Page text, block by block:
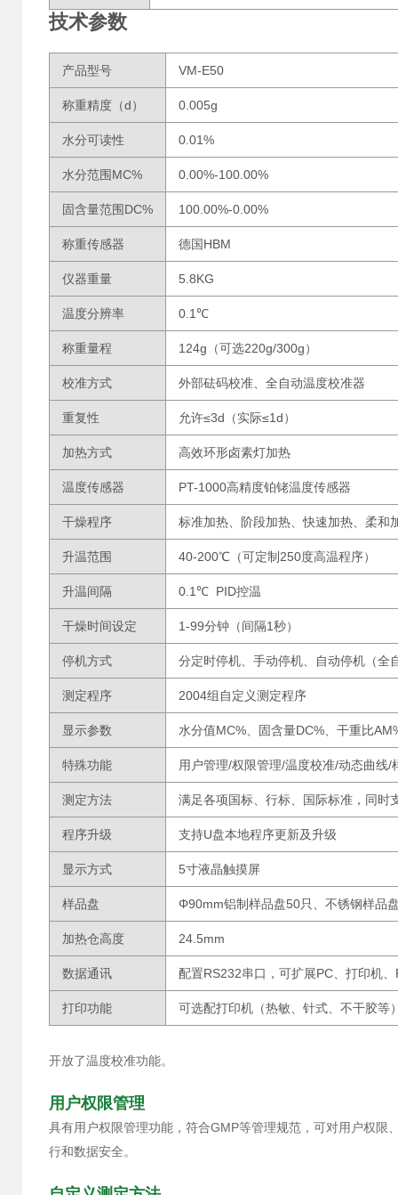
技术参数
产品型号 VM-E50
称重精度（d） 0.005g
水分可读性 0.01%
水分范围MC% 0.00%-100.00%
固含量范围DC% 100.00%-0.00%
称重传感器 德国HBM
仪器重量 5.8KG
温度分辨率 0.1℃
称重量程 124g（可选220g/300g）
校准方式 外部砝码校准、全自动温度校准器
重复性 允许≤3d（实际≤1d）
加热方式 高效环形卤素灯加热
温度传感器 PT-1000高精度铂铑温度传感器
干燥程序 标准加热、阶段加热、快速加热、柔和
升温范围 40-200℃（可定制250度高温程序）
升温间隔 0.1℃ PID控温
干燥时间设定 1-99分钟（间隔1秒）
停机方式 分定时停机、手动停机、自动停机（全
测定程序 2004组自定义测定程序
显示参数 水分值MC%、固含量DC%、干重比
特殊功能 用户管理/权限管理/温度校准/动态曲线/
测定方法 满足各项国标、行标、国际标准，同时
程序升级 支持U盘本地程序更新及升级
显示方式 5寸液晶触摸屏
样品盘 Φ90mm铝制样品盘50只、不锈钢样品
加热仓高度 24.5mm
数据通讯 配置RS232串口，可扩展PC、打印机
打印功能 可选配打印机（热敏、针式、不干胶等
开放了温度校准功能。
用户权限管理
具有用户权限管理功能，符合GMP等管理规范，可对用户权
行和数据安全。